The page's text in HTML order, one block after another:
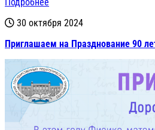
30 октября 2024
Приглашаем на Празднование 90